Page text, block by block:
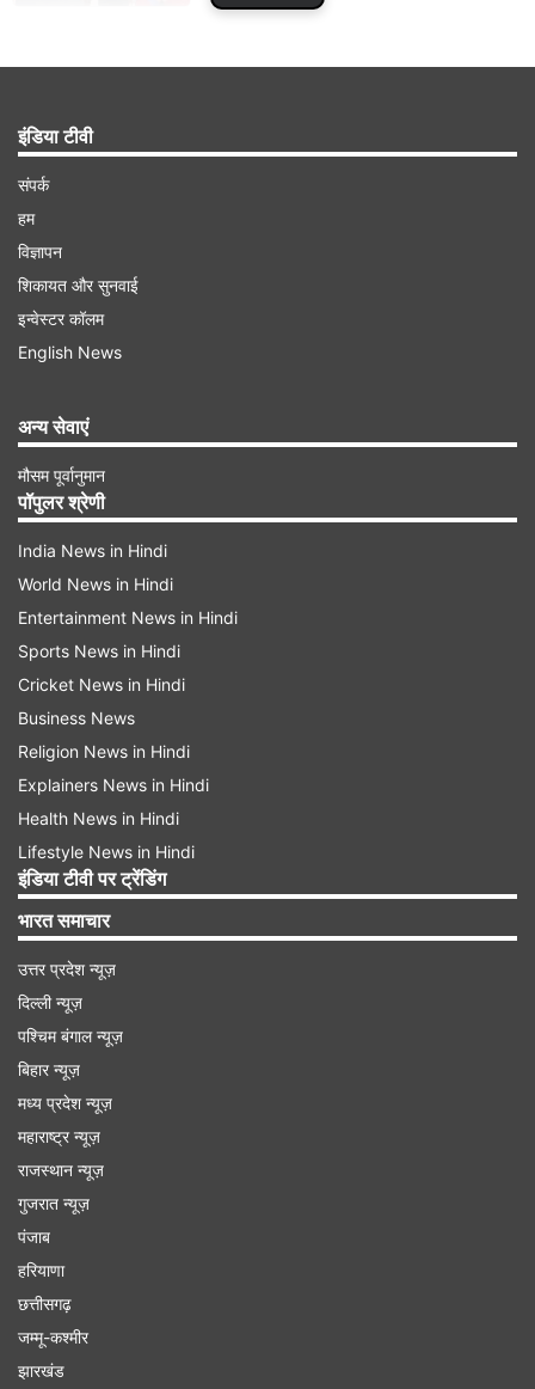
सेना की वर्दी 'जातिवादी चश्मे' से नहीं देखी जातीः योगी
सीएम योगी ने अपने पोस्ट में लिखा कि सेना की वर्दी 'जातिवादी
चश्मे' से नहीं देखी जाती है। भारतीय सेना का प्रत्येक सैनिक
'राष्ट्रधर्म' निभाता है, न कि किसी जाति या मजहब का
प्रतिनिधि होता है। समाजवादी पार्टी के राष्ट्रीय महासचिव
उनकी पार्टी की संकुचित सोच का प्रदर्शन है, बल्कि सेना के
शौर्य और देश की अस्मिता का भी घोर अपमान है।
सीएम योगी ने सपा पर निशाना साधते हुए कहा कि यह वही
सोच है जो तुष्टिकरण और वोट बैंक की राजनीति के लिए
राष्ट्रभक्ति को भी बांटने का दुस्साहस करती है। उन्होंने
चेतावनी दी कि जनता इस 'विकृत जातिवादी सोच' का जवाब
देगी।
इंडिया टीवी
संपर्क
हम
विज्ञापन
शिकायत और सुनवाई
इन्वेस्टर कॉलम
English News
अन्य सेवाएं
मौसम पूर्वानुमान
पॉपुलर श्रेणी
India News in Hindi
World News in Hindi
Entertainment News in Hindi
Sports News in Hindi
Cricket News in Hindi
Business News
Religion News in Hindi
Explainers News in Hindi
Health News in Hindi
Lifestyle News in Hindi
इंडिया टीवी पर ट्रेंडिंग
भारत समाचार
उत्तर प्रदेश न्यूज़
दिल्ली न्यूज़
पश्चिम बंगाल न्यूज़
बिहार न्यूज़
मध्य प्रदेश न्यूज़
महाराष्ट्र न्यूज़
राजस्थान न्यूज़
गुजरात न्यूज़
पंजाब
हरियाणा
छत्तीसगढ़
जम्मू-कश्मीर
झारखंड